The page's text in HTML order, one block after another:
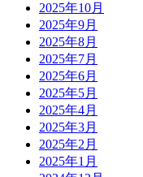
2025年10月
2025年9月
2025年8月
2025年7月
2025年6月
2025年5月
2025年4月
2025年3月
2025年2月
2025年1月